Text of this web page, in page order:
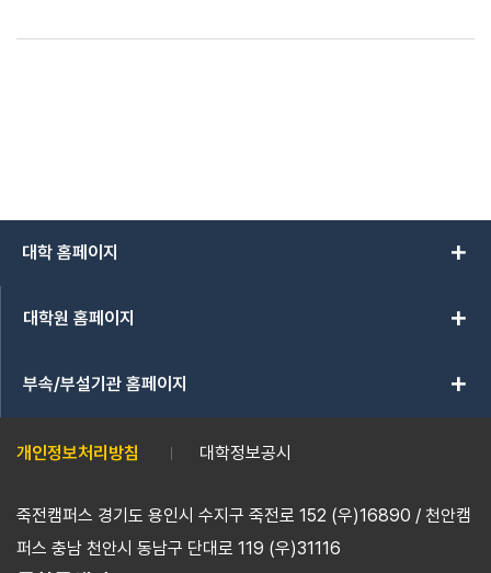
대학 홈페이지 add
대학원 홈페이지 add
부속/부설기관 홈페이지 add
개인정보처리방침 대학정보공시
죽전캠퍼스 경기도 용인시 수지구 죽전로 152 (우)16890 / 천안캠
퍼스 충남 천안시 동남구 단대로 119 (우)31116